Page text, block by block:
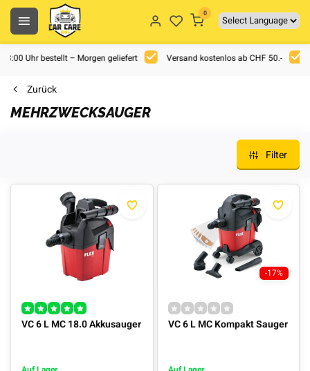
0
Uhr bestellt – Morgen geliefert Versand kostenlos ab CHF 50.-
Zurück
MEHRZWECKSAUGER
Filter
VC 6 L MC 18.0 Akkusauger
-17%
VC 6 L MC Kompakt Sauger